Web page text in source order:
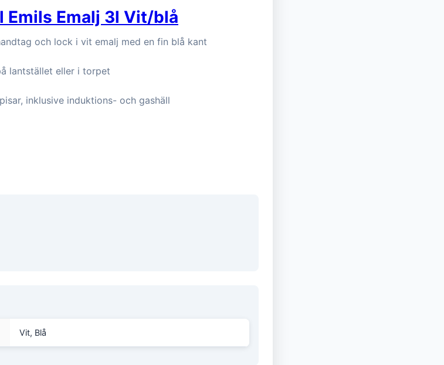
Emils Emalj 3l Vit/blå
och lock i vit emalj med en fin blå kant
lantstället eller i torpet
inklusive induktions- och gashäll
Vit, Blå